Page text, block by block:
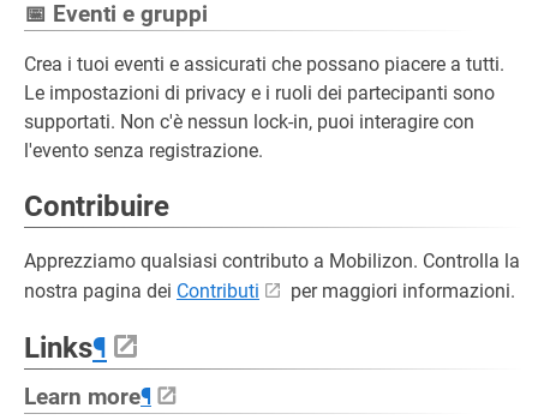
📅 Eventi e gruppi
Crea i tuoi eventi e assicurati che possano piacere a tutti.
Le impostazioni di privacy e i ruoli dei partecipanti sono
supportati. Non c'è nessun lock-in, puoi interagire con
l'evento senza registrazione.
Contribuire
Apprezziamo qualsiasi contributo a Mobilizon. Controlla la
nostra pagina dei Contributi per maggiori informazioni.
Links¶
Learn more¶